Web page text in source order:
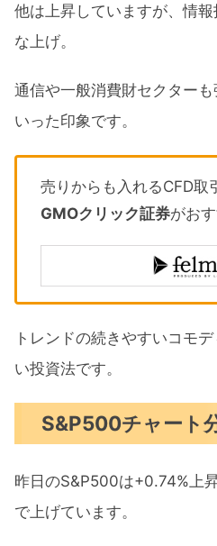
他は上昇していますが、情
な上げ。
通信や一般消費財セクター
いった印象です。
売りからも入れるCFD取
GMOクリック証券がおす
トレンドの続きやすいコモ
い投資法です。
S&P500チャート
昨日のS&P500は+0.74%上
で上げています。